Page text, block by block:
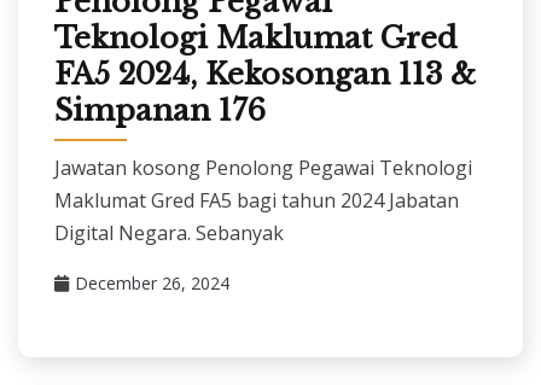
Teknologi Maklumat Gred
FA5 2024, Kekosongan 113 &
Simpanan 176
Jawatan kosong Penolong Pegawai Teknologi
Maklumat Gred FA5 bagi tahun 2024 Jabatan
Digital Negara. Sebanyak
December 26, 2024